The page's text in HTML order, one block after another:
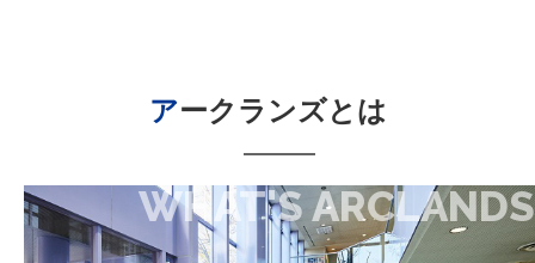
アークランズとは
WHAT'S ARCLANDS